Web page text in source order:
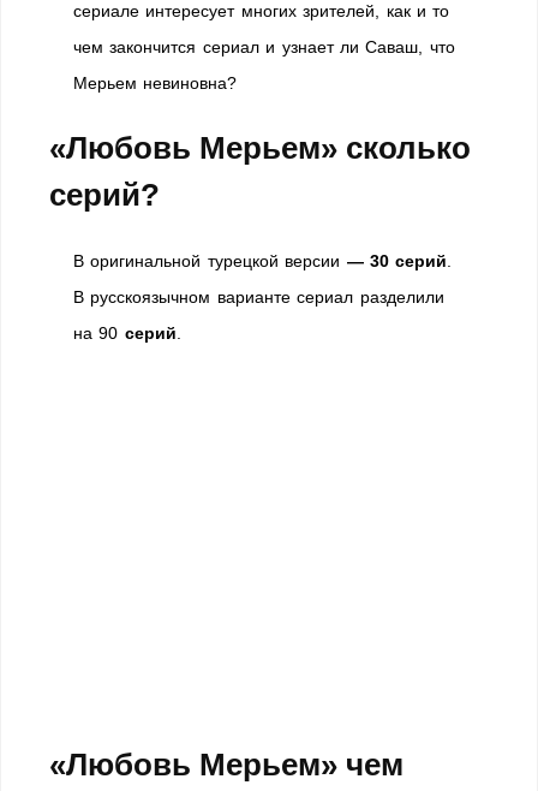
сериале интересует многих зрителей, как и то
чем закончится сериал и узнает ли Саваш, что
Мерьем невиновна?
«Любовь Мерьем» сколько
серий?
В оригинальной турецкой версии — 30 серий
В русскоязычном варианте сериал разделили
на 90 серий
«Любовь Мерьем» чем